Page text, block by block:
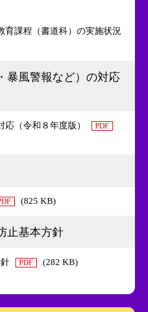
課程（書道科）の実施状況
暴風警報など）の対応
応（令和８年度版） PDF
(825 KB)
止基本方針
PDF (282 KB)